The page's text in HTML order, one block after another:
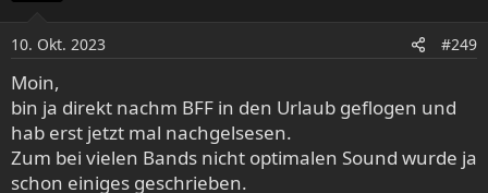
o
n
e
n
:
10. Okt. 2023 #249
Moin,
bin ja direkt nachm BFF in den Urlaub geflogen und
hab erst jetzt mal nachgelsesen.
Zum bei vielen Bands nicht optimalen Sound wurde ja
schon einiges geschrieben.